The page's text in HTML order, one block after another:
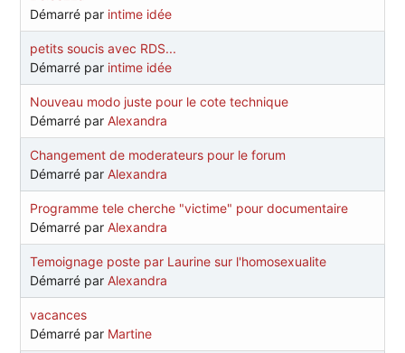
Démarré par intime idée
petits soucis avec RDS...
Démarré par intime idée
Nouveau modo juste pour le cote technique
Démarré par Alexandra
Changement de moderateurs pour le forum
Démarré par Alexandra
Programme tele cherche "victime" pour documentaire
Démarré par Alexandra
Temoignage poste par Laurine sur l'homosexualite
Démarré par Alexandra
vacances
Démarré par Martine